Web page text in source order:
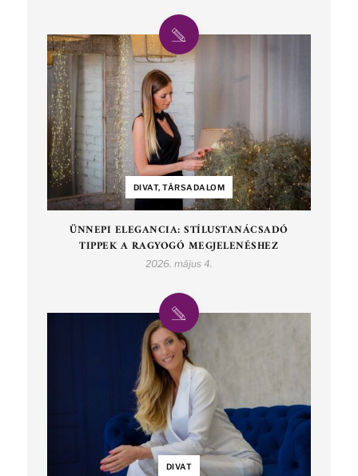
DIVAT, TÁRSADALOM
ÜNNEPI ELEGANCIA: STÍLUSTANÁCSADÓ
TIPPEK A RAGYOGÓ MEGJELENÉSHEZ
2026. május 4.
DIVAT